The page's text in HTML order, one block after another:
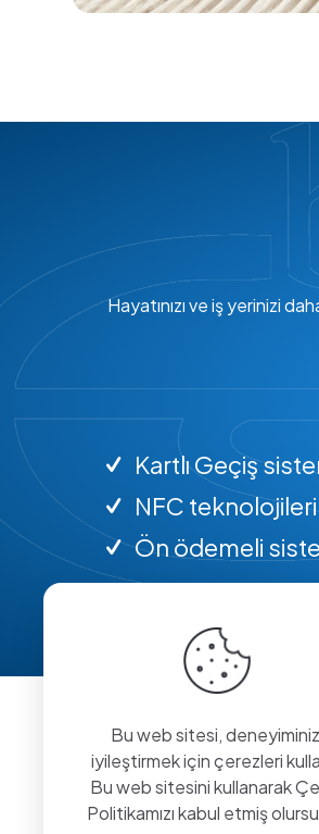
Hayatınızı ve iş yerinizi
Kartlı Geçiş
NFC teknolojileri
Ön ödemeli
Bu web sitesi,
iyileştirmek için çerezleri
Bu web sitesini kullanarak
Politikamızı kabul etmiş